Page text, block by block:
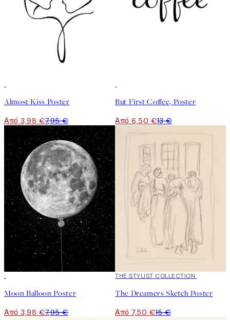
Almost Kiss Poster
Από 3,98 €7,95 €
But First Coffee, Poster
Από 6,50 €13 €
Moon Balloon Poster
Από 3,98 €7,95 €
50%*
THE STYLIST COLLECTION
The Dreamers Sketch Poster
Από 7,50 €15 €